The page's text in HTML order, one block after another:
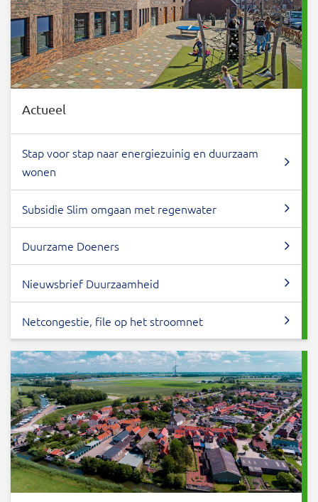
Actueel
Stap voor stap naar energiezuinig en duurzaam
wonen
Subsidie Slim omgaan met regenwater
Duurzame Doeners
Nieuwsbrief Duurzaamheid
Netcongestie, file op het stroomnet